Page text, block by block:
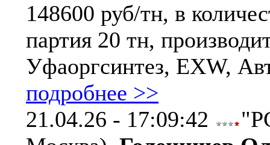
148600 руб/тн, в
партия 20 тн,
Уфаоргсинтез, EXW,
подробнее >>
21.04.26 - 17:09:42